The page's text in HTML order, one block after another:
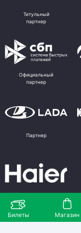
Билеты Магазин
Титульный
партнер
Официальный
партнер
Партнер